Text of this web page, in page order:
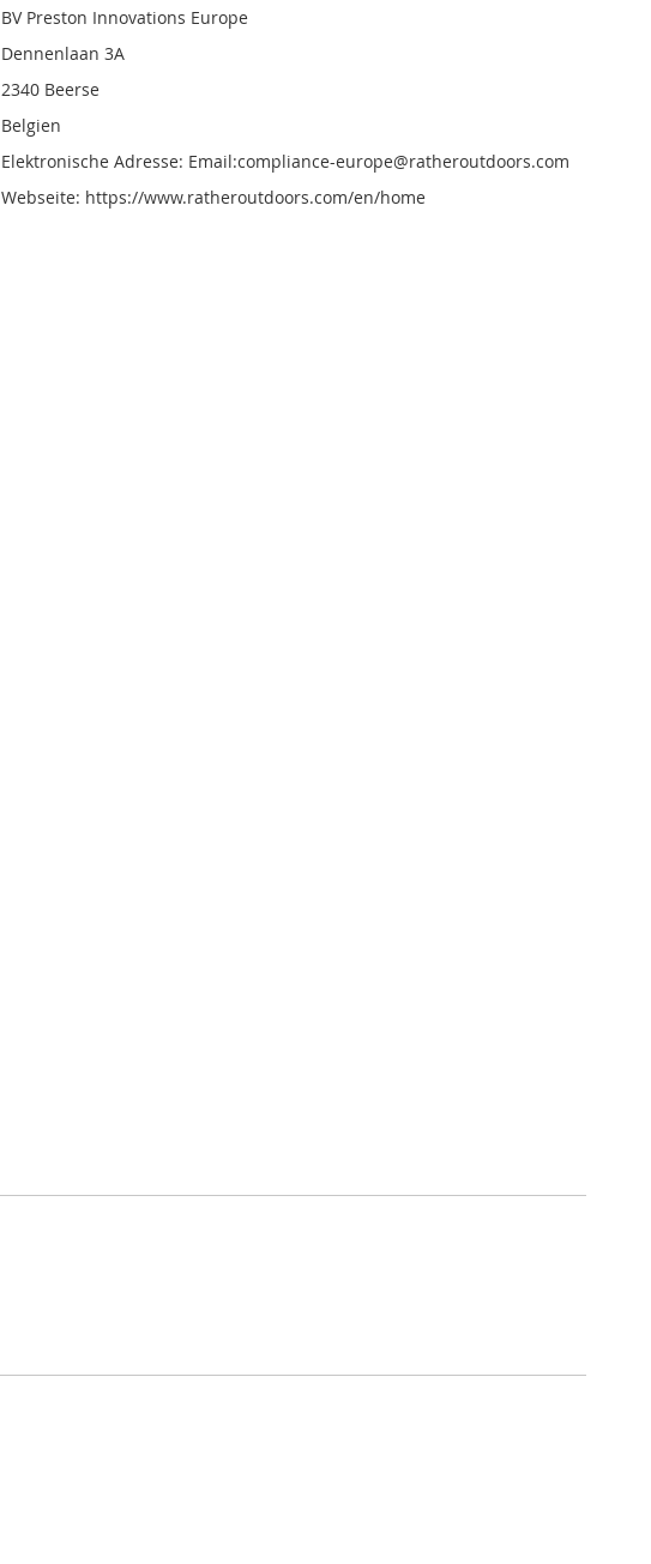
BV Preston Innovations Europe
Dennenlaan 3A
2340 Beerse
Belgien
Elektronische Adresse: Email:compliance-europe@ratheroutdoors.com
Webseite: https://www.ratheroutdoors.com/en/home